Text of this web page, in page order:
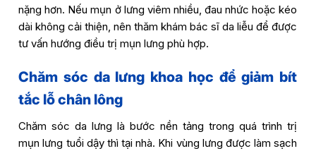
nặng hơn. Nếu mụn ở lưng viêm nhiều, đau nhức hoặc kéo
dài không cải thiện, nên thăm khám bác sĩ da liễu để được
tư vấn hướng điều trị mụn lưng phù hợp.
Chăm sóc da lưng khoa học để giảm bít
tắc lỗ chân lông
Chăm sóc da lưng là bước nền tảng trong quá trình trị
mụn lưng tuổi dậy thì tại nhà. Khi vùng lưng được làm sạch